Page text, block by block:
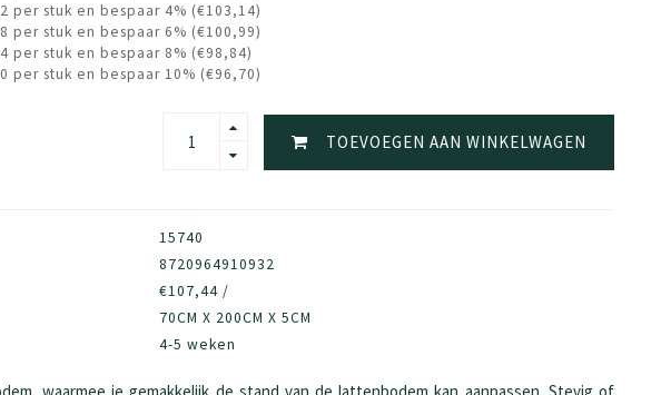
per stuk en bespaar 4% (€103,14)
per stuk en bespaar 6% (€100,99)
per stuk en bespaar 8% (€98,84)
per stuk en bespaar 10% (€96,70)
TOEVOEGEN AAN WINKELWAGEN
15740
8720964910932
€107,44 /
70CM X 200CM X 5CM
4-5 weken